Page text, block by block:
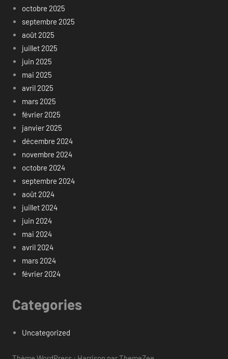
octobre 2025
septembre 2025
août 2025
juillet 2025
juin 2025
mai 2025
avril 2025
mars 2025
février 2025
janvier 2025
décembre 2024
novembre 2024
octobre 2024
septembre 2024
août 2024
juillet 2024
juin 2024
mai 2024
avril 2024
mars 2024
février 2024
Categories
Uncategorized